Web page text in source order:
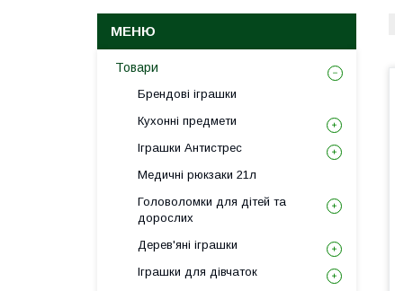
Товари
Брендові іграшки
Кухонні предмети
Іграшки Антистрес
Медичні рюкзаки 21л
Головоломки для дітей та
дорослих
Дерев'яні іграшки
Іграшки для дівчаток